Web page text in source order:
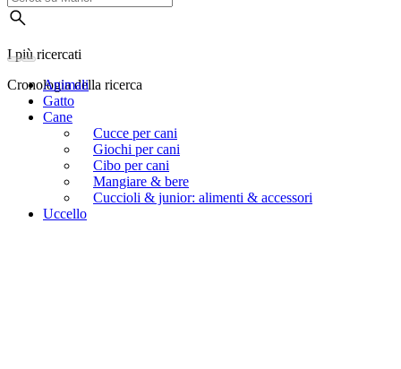
I più ricercati
Cronologia della ricerca
Animali
Gatto
Cane
Cucce per cani
Giochi per cani
Cibo per cani
Mangiare & bere
Cuccioli & junior: alimenti & accessori
Uccello